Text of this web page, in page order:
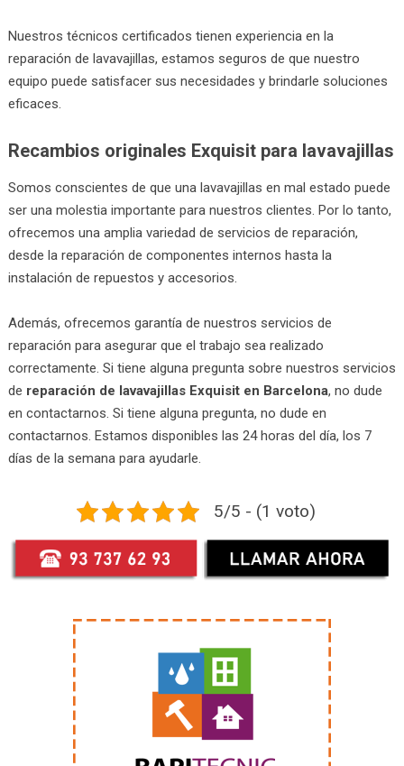
Nuestros técnicos certificados tienen experiencia en la
reparación de lavavajillas, estamos seguros de que nuestro
equipo puede satisfacer sus necesidades y brindarle soluciones
eficaces.
Recambios originales Exquisit para lavavajillas
Somos conscientes de que una lavavajillas en mal estado puede
ser una molestia importante para nuestros clientes. Por lo tanto,
ofrecemos una amplia variedad de servicios de reparación,
desde la reparación de componentes internos hasta la
instalación de repuestos y accesorios.
Además, ofrecemos garantía de nuestros servicios de
reparación para asegurar que el trabajo sea realizado
correctamente. Si tiene alguna pregunta sobre nuestros servicios
de reparación de lavavajillas Exquisit en Barcelona, no dude
en contactarnos. Si tiene alguna pregunta, no dude en
contactarnos. Estamos disponibles las 24 horas del día, los 7
días de la semana para ayudarle.
5/5 - (1 voto)